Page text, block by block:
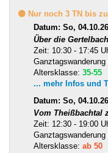
🟡 Nur noch 3 TN bis
Datum: So, 04.10.26
Über die
Zeit: 10:30 - 17:45
Altersklasse: 35-55
... mehr Infos und
Datum: So, 04.10.26
Vom Theißbachtal
Zeit: 12:30 - 19:00
Altersklasse: ab 50